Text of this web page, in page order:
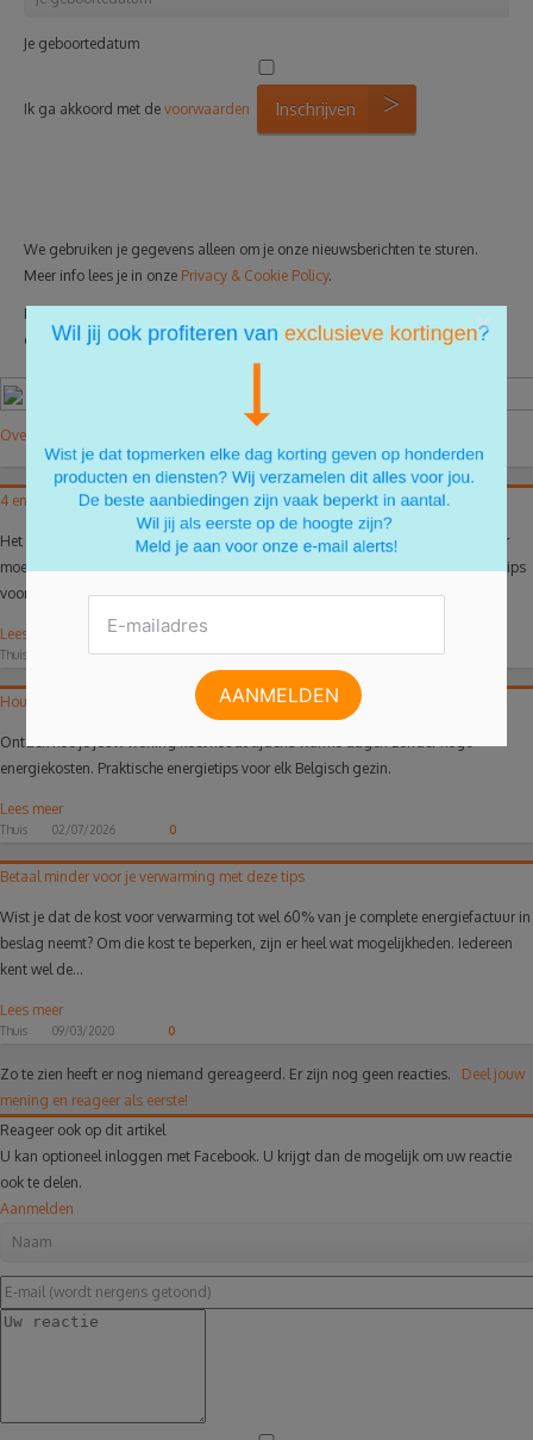
Je geboortedatum
Ik ga akkoord met de voorwaarden Inschrijven
We gebruiken je gegevens alleen om je onze nieuwsberichten te sturen.
Meer info lees je in onze Privacy & Cookie Policy.
Heb je wat gehad aan deze tips of heb je nog aanvullende tips voor
ons? Laat het ons weten in een reactie hieronder!
Over de auteur
4 energiebespaartips buiten je huis
Het is alweer een tijdje winter, oftewel het wordt langzaamaan kouder. Hierdoor
moeten alle huizen extra verwarmd worden. Daarom zijn hier 4 energiebespaartips
voor de muren aan...
Lees meer
Thuis 04/01/2017 0
Houd je woning koel en bespaar tegelijk op je energiefactuur
Ontdek hoe je jouw woning koel houdt tijdens warme dagen zonder hoge
energiekosten. Praktische energietips voor elk Belgisch gezin.
Lees meer
Thuis 02/07/2026 0
Betaal minder voor je verwarming met deze tips
Wist je dat de kost voor verwarming tot wel 60% van je complete energiefactuur in
beslag neemt? Om die kost te beperken, zijn er heel wat mogelijkheden. Iedereen
kent wel de...
Lees meer
Thuis 09/03/2020 0
Zo te zien heeft er nog niemand gereageerd. Er zijn nog geen reacties. Deel jouw
mening en reageer als eerste!
Reageer ook op dit artikel
U kan optioneel inloggen met Facebook. U krijgt dan de mogelijk om uw reactie
ook te delen.
Aanmelden
×